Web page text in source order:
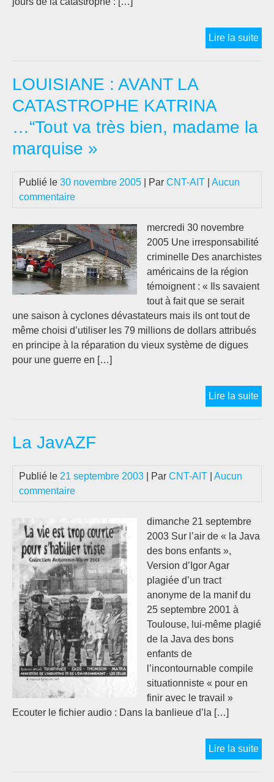
Lire la suite
LA
LOUISIANE : AVANT LA
CATASTROPHE KATRINA
…“Tout va très bien, madame la
marquise »
Publié le 30 novembre 2005 | Par CNT-AIT
Aucun
commentaire
mercredi 30 novembre
2005 Une irresponsabilité
criminelle Des anarchistes
américains de la région
témoignent : « Ils savaient
tout à fait que se serait
une saison à cyclones dévastateurs mais ils ont tout de
même choisi d’utiliser les 79 millions de dollars attribués
en principe à la réparation du vieux système de digues
pour une guerre en […]
Lire la suite
la
La JavAZF
Publié le 21 septembre 2003 | Par CNT-AIT
Aucun
commentaire
dimanche 21 septembre
2003 Sur l’air de « la Java
des bons enfants »,
Version d’Igor Agar
plagiée d’un tract
anonyme de la manif du
25 septembre 2001 à
Toulouse, lui-même plagié
de la Java des bons
enfants de
l’incontournable compile
situationniste « pour en
finir avec le travail »
Ecouter le fichier audio : Dans la banlieue d’la […]
Lire la suiteLa